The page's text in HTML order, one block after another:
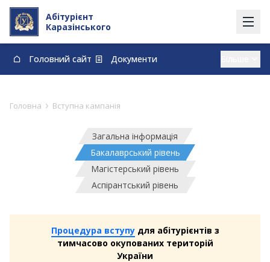
Абітурієнт
Каразінського
Головний сайт
Документи
Вступ із тимчасово окупованих території
Договори про навчання та оплату навчання
Головна › Вступна кампанія
Загальна інформація
Бакалаврський рівень
Магістерський рівень
Аспірантський рівень
Процедура вступудля абітурієнтів з
тимчасово окупованих територій
України